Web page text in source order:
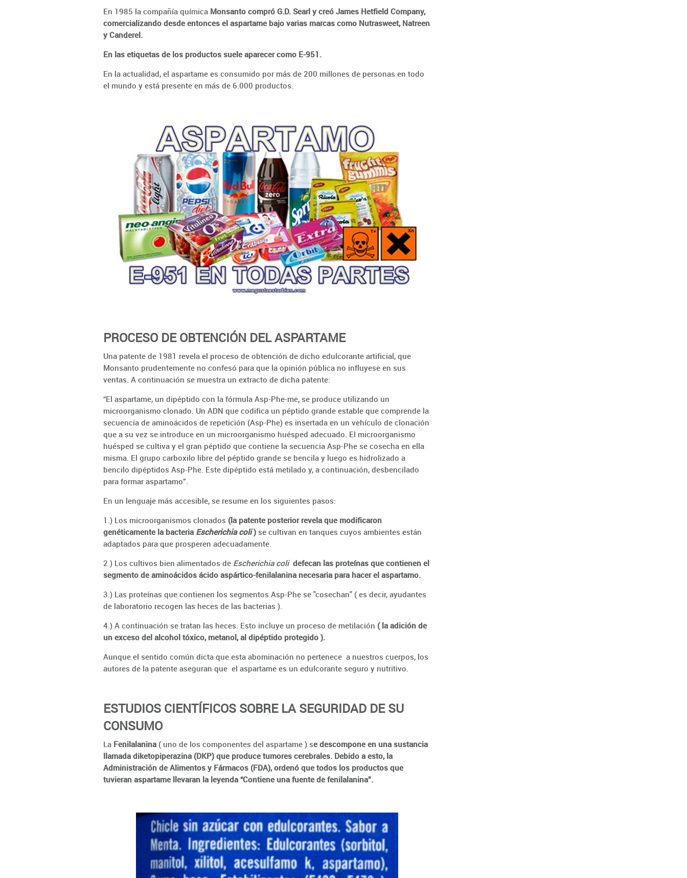
En 1985 la compañía química Monsanto compró G.D. Searl y creó James Hetfield Company,
comercializando desde entonces el aspartame bajo varias marcas como Nutrasweet, Natreen
y Canderel.
En las etiquetas de los productos suele aparecer como E-951.
En la actualidad, el aspartame es consumido por más de 200 millones de personas en todo
el mundo y está presente en más de 6.000 productos.
PROCESO DE OBTENCIÓN DEL ASPARTAME
Una patente de 1981 revela el proceso de obtención de dicho edulcorante artificial, que
Monsanto prudentemente no confesó para que la opinión pública no influyese en sus
ventas. A continuación se muestra un extracto de dicha patente:
“El aspartame, un dipéptido con la fórmula Asp-Phe-me, se produce utilizando un
microorganismo clonado. Un ADN que codifica un péptido grande estable que comprende la
secuencia de aminoácidos de repetición (Asp-Phe) es insertada en un vehículo de clonación
que a su vez se introduce en un microorganismo huésped adecuado. El microorganismo
huésped se cultiva y el gran péptido que contiene la secuencia Asp-Phe se cosecha en ella
misma. El grupo carboxilo libre del péptido grande se bencila y luego es hidrolizado a
bencilo dipéptidos Asp-Phe. Este dipéptido está metilado y, a continuación, desbencilado
para formar aspartamo”.
En un lenguaje más accesible, se resume en los siguientes pasos:
1.) Los microorganismos clonados (la patente posterior revela que modificaron
genéticamente la bacteria Escherichia coli) se cultivan en tanques cuyos ambientes están
adaptados para que prosperen adecuadamente.
2.) Los cultivos bien alimentados de Escherichia coli defecan las proteínas que contienen el
segmento de aminoácidos ácido aspártico-fenilalanina necesaria para hacer el aspartamo.
3.) Las proteínas que contienen los segmentos Asp-Phe se "cosechan" ( es decir, ayudantes
de laboratorio recogen las heces de las bacterias ).
4.) A continuación se tratan las heces. Esto incluye un proceso de metilación ( la adición de
un exceso del alcohol tóxico, metanol, al dipéptido protegido ).
Aunque el sentido común dicta que esta abominación no pertenece a nuestros cuerpos, los
autores de la patente aseguran que el aspartame es un edulcorante seguro y nutritivo.
ESTUDIOS CIENTÍFICOS SOBRE LA SEGURIDAD DE SU
CONSUMO
La Fenilalanina ( uno de los componentes del aspartame ) se descompone en una sustancia
llamada diketopiperazina (DKP) que produce tumores cerebrales. Debido a esto, la
Administración de Alimentos y Fármacos (FDA), ordenó que todos los productos que
tuvieran aspartame llevaran la leyenda “Contiene una fuente de fenilalanina”.